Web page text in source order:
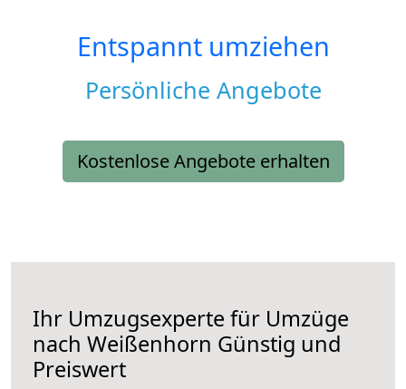
Entspannt umziehen
Persönliche Angebote
Kostenlose Angebote erhalten
Ihr Umzugsexperte für Umzüge
nach Weißenhorn Günstig und
Preiswert